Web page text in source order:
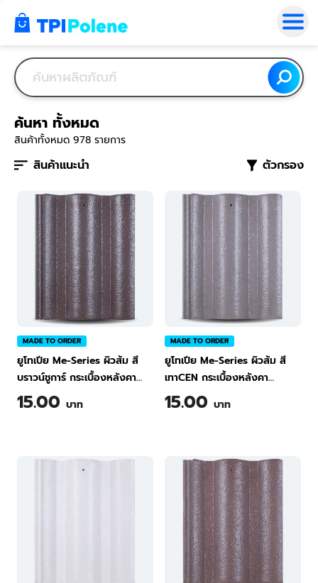
ค้นหา ทั้งหมด
สินค้าทั้งหมด 978 รายการ
ตัวกรอง
สินค้าแนะนำ
MADE TO ORDER
ยูโทเปีย Me-Series ผิวส้ม สี
บราวน์ชูการ์ กระเบื้องหลังคา
คอนกรีต ทีพีไอ Green
15.00 บาท
MADE TO ORDER
ยูโทเปีย Me-Series ผิวส้ม สี
เทาCEN กระเบื้องหลังคา
คอนกรีต ทีพีไอ
15.00 บาท